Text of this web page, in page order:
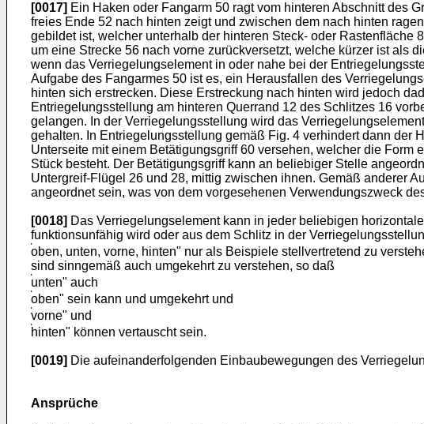
[0017] Ein Haken oder Fangarm 50 ragt vom hinteren Abschnitt des
freies Ende 52 nach hinten zeigt und zwischen dem nach hinten
gebildet ist, welcher unterhalb der hinteren Steck- oder Rastenfläche
um eine Strecke 56 nach vorne zurückversetzt, welche kürzer ist als
wenn das Verriegelungselement in oder nahe bei der
Aufgabe des Fangarmes 50 ist es, ein Herausfallen des
hinten sich erstrecken. Diese Erstreckung nach hinten wird jedoch
Entriegelungsstellung am hinteren Querrand 12 des Schlitzes 16
gelangen. In der Verriegelungsstellung wird das
gehalten. In Entriegelungsstellung gemäß Fig. 4 verhindert dann der
Unterseite mit einem Betätigungsgriff 60 versehen, welcher die
Stück besteht. Der Betätigungsgriff kann an beliebiger Stelle
Untergreif-Flügel 26 und 28, mittig zwischen ihnen. Gemäß anderer
angeordnet sein, was von dem vorgesehenen Verwendungszweck
[0018] Das Verriegelungselement kann in jeder beliebigen
funktionsunfähig wird oder aus dem Schlitz in der
oben, unten, vorne, hinten" nur als Beispiele stellvertretend zu
sind sinngemäß auch umgekehrt zu verstehen, so daß
unten" auch
oben" sein kann und umgekehrt und
vorne" und
hinten" können vertauscht sein.
[0019] Die aufeinanderfolgenden Einbaubewegungen des
Ansprüche